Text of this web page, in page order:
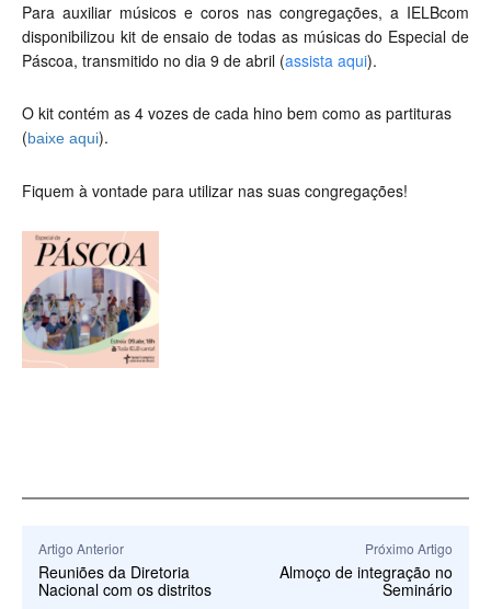
Para auxiliar músicos e coros nas congregações, a IELBcom
disponibilizou kit de ensaio de todas as músicas do Especial de
Páscoa, transmitido no dia 9 de abril (assista aqui).
O kit contém as 4 vozes de cada hino bem como as partituras
(baixe aqui).
Fiquem à vontade para utilizar nas suas congregações!
Artigo Anterior
Reuniões da Diretoria
Nacional com os distritos
Próximo Artigo
Almoço de integração no
Seminário